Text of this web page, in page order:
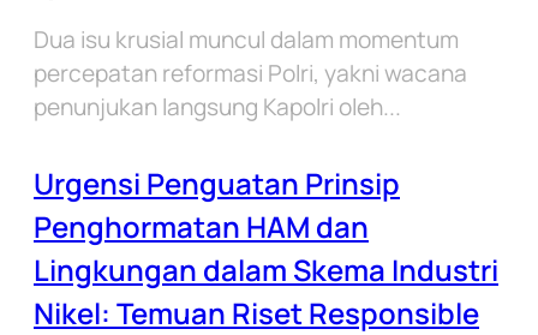
Dua isu krusial muncul dalam momentum
percepatan reformasi Polri, yakni wacana
penunjukan langsung Kapolri oleh...
Urgensi Penguatan Prinsip
Penghormatan HAM dan
Lingkungan dalam Skema Industri
Nikel: Temuan Riset Responsible